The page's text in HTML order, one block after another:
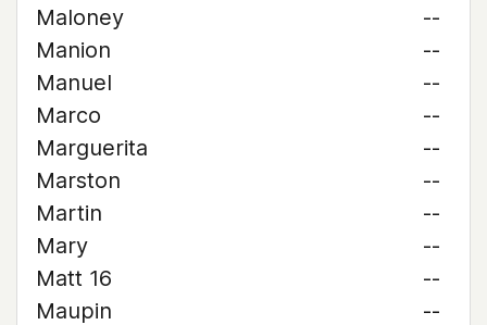
Maloney
--
Manion
--
Manuel
--
Marco
--
Marguerita
--
Marston
--
Martin
--
Mary
--
Matt 16
--
Maupin
--